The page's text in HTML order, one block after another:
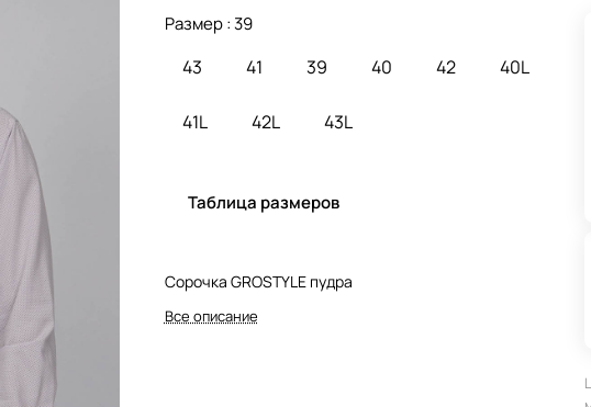
Размер :39
43 41 39 40 42 40L
41L 42L 43L
Таблица размеров
Сорочка GROSTYLE пудра
Все описание